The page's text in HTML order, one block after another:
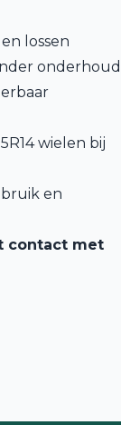
lossen
onderhoud
wielen bij
en
contact met